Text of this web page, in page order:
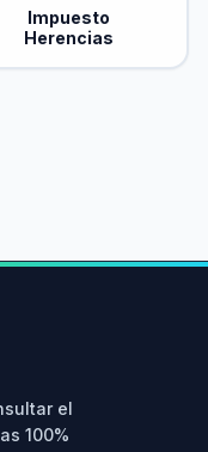
Impuesto
Herencias
el
100%